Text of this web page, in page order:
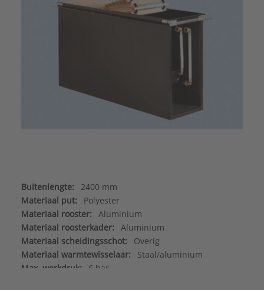
Buitenlengte:
2400 mm
Materiaal put:
Polyester
Materiaal rooster:
Aluminium
Materiaal roosterkader:
Aluminium
Materiaal scheidingsschot:
Overig
Materiaal warmtewisselaar:
Staal/aluminium
Max. werkdruk:
6 bar